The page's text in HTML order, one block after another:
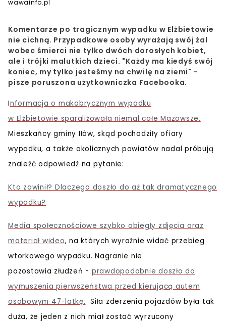
wawainfo.pl
Komentarze po tragicznym wypadku w Elżbietowie
nie cichną. Przypadkowe osoby wyrażają swój żal
wobec śmierci nie tylko dwóch dorosłych kobiet,
ale i trójki malutkich dzieci. "Każdy ma kiedyś swój
koniec, my tylko jesteśmy na chwilę na ziemi" -
pisze poruszona użytkowniczka Facebooka.
Informacja o makabrycznym wypadku
w Elżbietowie sparaliżowała niemal całe Mazowsze.
Mieszkańcy gminy Iłów, skąd pochodziły ofiary
wypadku, a także okolicznych powiatów nadal próbują
znaleźć odpowiedź na pytanie:
Kto zawinił? Dlaczego doszło do aż tak dramatycznego
wypadku?
Media społecznościowe szybko obiegły zdjęcia oraz
materiał wideo, na których wyraźnie widać przebieg
wtorkowego wypadku. Nagranie nie
pozostawia złudzeń - prawdopodobnie doszło do
wymuszenia pierwszeństwa przed kierującą autem
osobowym 47-latkę. Siła zderzenia pojazdów była tak
duża, że jeden z nich miał zostać wyrzucony